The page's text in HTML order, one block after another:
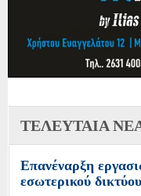
ΤΕΛΕΥΤΑΙΑ
Επανέναρξη
εσωτερικού